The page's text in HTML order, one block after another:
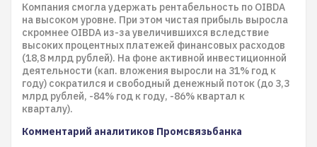
Компания смогла удержать рентабельность по OIBDA
на высоком уровне. При этом чистая прибыль выросла
скромнее OIBDA из-за увеличившихся вследствие
высоких процентных платежей финансовых расходов
(18,8 млрд рублей). На фоне активной инвестиционной
деятельности (кап. вложения выросли на 31% год к
году) сократился и свободный денежный поток (до 3,3
млрд рублей, -84% год к году, -86% квартал к
кварталу).
Комментарий аналитиков Промсвязьбанка